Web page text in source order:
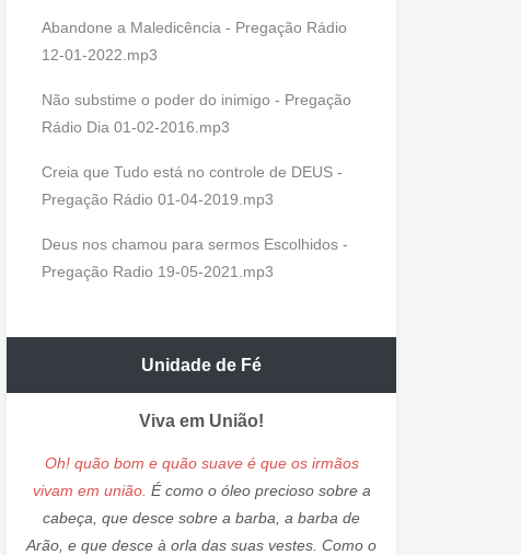
Abandone a Maledicência - Pregação Rádio
12-01-2022.mp3
Não substime o poder do inimigo - Pregação
Rádio Dia 01-02-2016.mp3
Creia que Tudo está no controle de DEUS -
Pregação Rádio 01-04-2019.mp3
Deus nos chamou para sermos Escolhidos -
Pregação Radio 19-05-2021.mp3
Unidade de Fé
Viva em União!
Oh! quão bom e quão suave é que os irmãos
vivam em união. É como o óleo precioso sobre a
cabeça, que desce sobre a barba, a barba de
Arão, e que desce à orla das suas vestes. Como o